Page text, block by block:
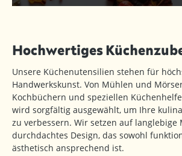
Hochwertiges
Unsere Küchenutensilien stehen für
Handwerkskunst. Von Mühlen und
Kochbüchern und speziellen
wird sorgfältig ausgewählt, um Ihre
zu verbessern. Wir setzen auf langlebige
durchdachtes Design, das sowohl
ästhetisch ansprechend ist.